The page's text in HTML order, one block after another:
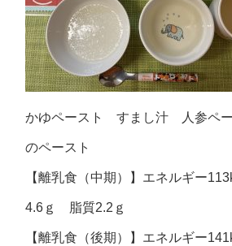
かゆペースト すまし汁 人参ペ
のペースト
【離乳食（中期）】エネルギー
4.6ｇ 脂質2.2ｇ
【離乳食（後期）】エネルギー